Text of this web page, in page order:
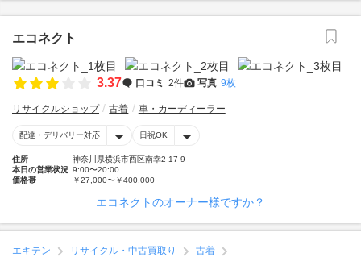
エコネクト
3.37 口コミ 2件 写真 9枚
リサイクルショップ 古着 車・カーディーラー
配達・デリバリー対応 日祝OK
住所
神奈川県横浜市西区南幸2-17-9
本日の営業状況 9:00〜20:00
価格帯
￥27,000〜￥400,000
エコネクトのオーナー様ですか？
エキテン リサイクル・中古買取り
古着